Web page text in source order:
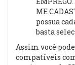
ME
possua
basta
Assim você
compatíveis